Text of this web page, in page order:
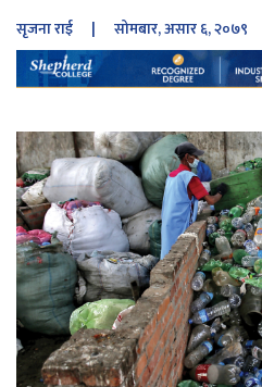
सृजना राई | सोमबार, असार ६, २०७९